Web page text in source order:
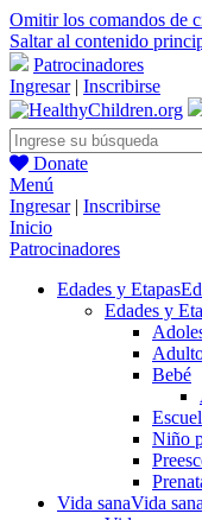
Omitir los comandos de
Saltar al contenido
Patrocinadores
Ingresar| Inscribirse
Donate
Menú
Ingresar| Inscribirse
Inicio
Patrocinadores
Edades y Etapas
Edades y
Bebé
Niño
Vida sanaVida sana